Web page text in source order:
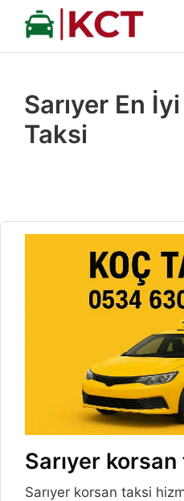
İçeriğe
Sarıyer En
Taksi
Sarıyer
Sarıyer korsan taksi